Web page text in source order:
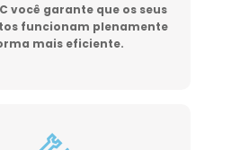
você garante que os seus
funcionam plenamente
mais eficiente.